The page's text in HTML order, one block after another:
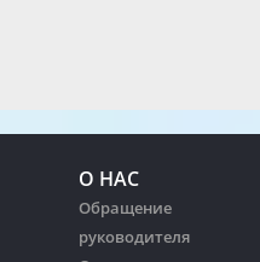
О НАС
Обращение
руководителя